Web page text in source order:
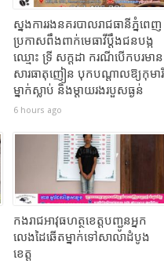
ស្នងការរងនគរបាលរាជធានីភ្នំពេញ
ប្រកាសពឹងពាក់មេធាវីប្តឹងជនបង្ក
ឈ្មោះ ទ្រី សក្ដដា ករណីបើកបរមាន
សារធាតុញៀន បុកបណ្តាលឱ្យកុមារី
ម្នាក់ស្លាប់ និងម្តាយរងរបួសធ្ងន់
6 hours ago
កងរាជឣាវុធហត្ថខេត្តបញ្ជូនអ្នក
លេងដៃឆើតម្នាក់ទៅសាលាដំបូង
ខេត្ត